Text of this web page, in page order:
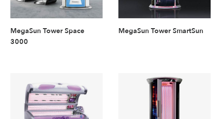
MegaSun Tower Space
3000
MegaSun Tower SmartSun